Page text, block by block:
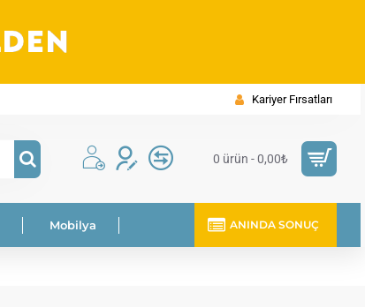
Kariyer Fırsatları
0 ürün - 0,00₺
Mobilya ANINDA SONUÇ